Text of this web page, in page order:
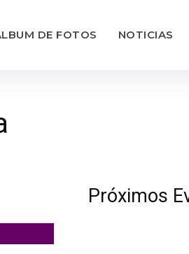
DE FOTOS NOTICIAS
Próximos